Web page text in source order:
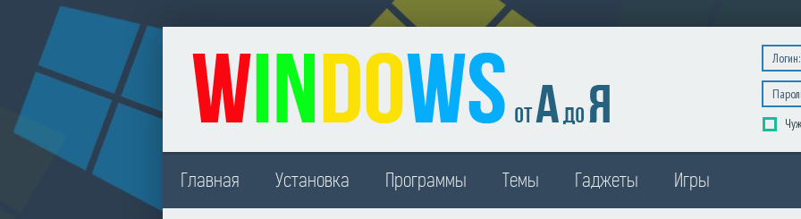
Главная Установка Программы Темы Гаджеты Игры